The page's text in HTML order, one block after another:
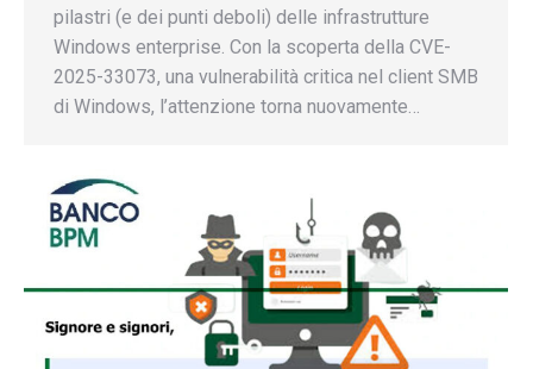
pilastri (e dei punti deboli) delle infrastrutture
Windows enterprise. Con la scoperta della CVE-
2025-33073, una vulnerabilità critica nel client SMB
di Windows, l’attenzione torna nuovamente…